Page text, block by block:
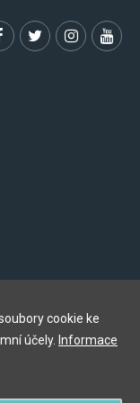
cookie ke
účely. Informace